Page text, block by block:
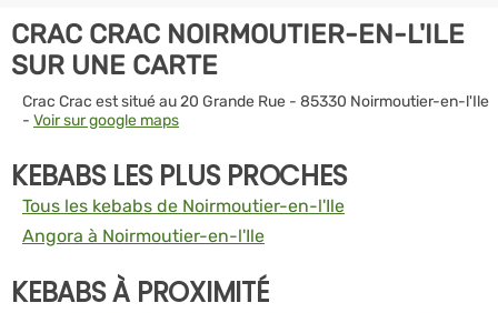
CRAC CRAC NOIRMOUTIER-EN-L'ILE
SUR UNE CARTE
Crac Crac est situé au 20 Grande Rue - 85330 Noirmoutier-en-l'Ile
- Voir sur google maps
KEBABS LES PLUS PROCHES
Tous les kebabs de Noirmoutier-en-l'Ile
Angora à Noirmoutier-en-l'Ile
KEBABS À PROXIMITÉ